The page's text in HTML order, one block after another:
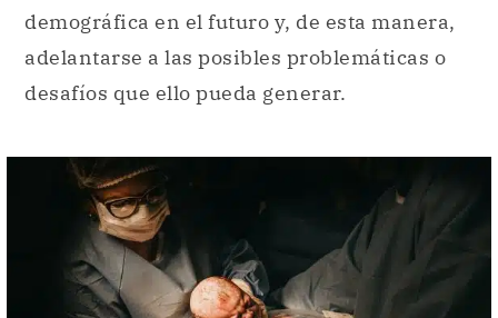
demográfica en el futuro y, de esta manera,
adelantarse a las posibles problemáticas o
desafíos que ello pueda generar.